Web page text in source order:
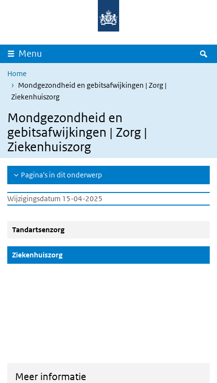
Overslaan en naar de inhoud gaan
Menu
Home
Mondgezondheid en gebitsafwijkingen | Zorg |
Ziekenhuiszorg
Mondgezondheid en
gebitsafwijkingen | Zorg |
Ziekenhuiszorg
Pagina's in dit onderwerp
Wijzigingsdatum 15-04-2025
Tandartsenzorg
Ziekenhuiszorg(Actieve knop)
Meer informatie